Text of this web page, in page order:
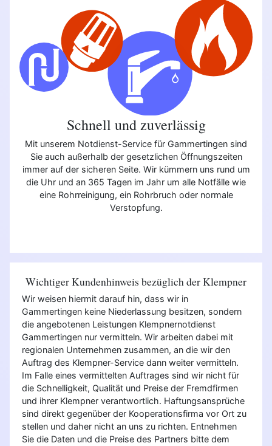
Schnell und zuverlässig
Mit unserem Notdienst-Service für Gammertingen sind
Sie auch außerhalb der gesetzlichen Öffnungszeiten
immer auf der sicheren Seite. Wir kümmern uns rund um
die Uhr und an 365 Tagen im Jahr um alle Notfälle wie
eine Rohrreinigung, ein Rohrbruch oder normale
Verstopfung.
Wichtiger Kundenhinweis bezüglich der Klempner
Wir weisen hiermit darauf hin, dass wir in
Gammertingen keine Niederlassung besitzen, sondern
die angebotenen Leistungen Klempnernotdienst
Gammertingen nur vermitteln. Wir arbeiten dabei mit
regionalen Unternehmen zusammen, an die wir den
Auftrag des Klempner-Service dann weiter vermitteln.
Im Falle eines vermittelten Auftrages sind wir nicht für
die Schnelligkeit, Qualität und Preise der Fremdfirmen
und ihrer Klempner verantwortlich. Haftungsansprüche
sind direkt gegenüber der Kooperationsfirma vor Ort zu
stellen und daher nicht an uns zu richten. Entnehmen
Sie die Daten und die Preise des Partners bitte dem